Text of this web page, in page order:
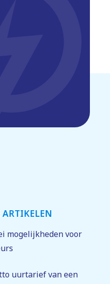
mogelijkheden voor
uurtarief van een